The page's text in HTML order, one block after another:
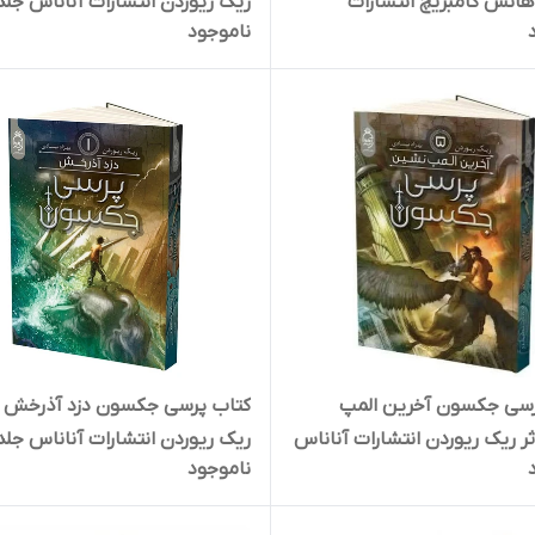
ناموجود
جکسون آخرین المپ
ریک ریوردن انتشارات آناناس
کتاب پرسی جکسون دزد آذرخش
ریک ریوردن انتشارات آناناس
ناموجود